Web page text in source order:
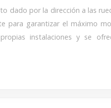
dado por la dirección a las
para garantizar el máximo
instalaciones y se